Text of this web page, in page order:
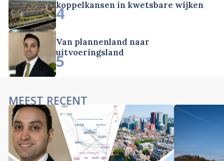
koppelkansen in kwetsbare wijken
4
Van plannenland naar
uitvoeringsland
5
MEEST RECENT